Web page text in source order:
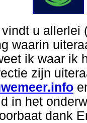
u allerlei
waarin
ik waar ik
zijn
in het
dank